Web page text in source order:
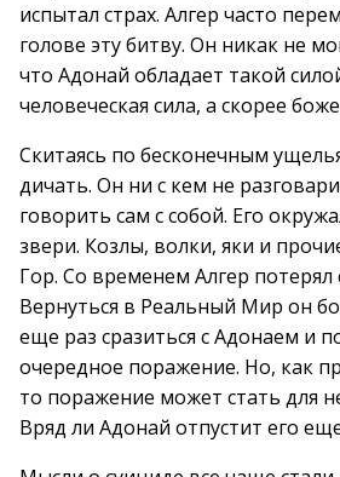
испытал страх. Алгер часто
голове эту битву. Он никак не
что Адонай обладает такой
человеческая сила, а скорее
Скитаясь по бесконечным
дичать. Он ни с кем не
говорить сам с собой. Его
звери. Козлы, волки, яки и
Гор. Со временем Алгер потерял
Вернуться в Реальный Мир он
еще раз сразиться с Адонаем и
очередное поражение. Но, как
то поражение может стать для
Вряд ли Адонай отпустит его